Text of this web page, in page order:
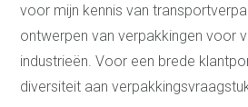
voor mijn kennis van
ontwerpen van verpakkingen voor
industrieën. Voor een brede
diversiteit aan